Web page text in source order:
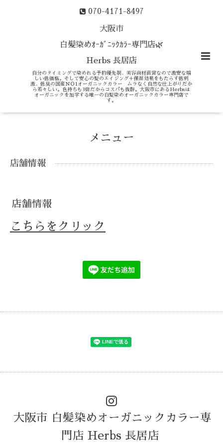
070-4171-8497
大阪市
白髪染めｵｰｶﾞﾆｯｸｶﾗｰ専門店🌿
Herbs 長居店
自分のタイミングで染めれる予約優先制、美容商材直営なので激安な嬉
しい低価格。そして安心の髪のエイジング＋保湿効果をもたらす低刺
激、低臭の国産ＮＯ1オーガニックカラー ムラなく自然な仕上がりだか
ら若々しい。色持ちも3倍だからコスパも抜群。大阪市にあるHerbsは
オーガニックを加学する唯一の白髪染めオーガニックカラー専門店で
す。
メニュー
店舗情報
店舗情報
こちらをクリック
大阪市 白髪染めオーガニックカラー専
門店 Herbs 長居店